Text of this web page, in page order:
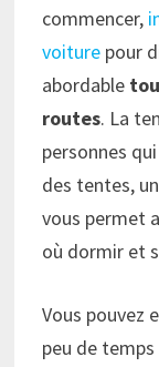
commencer,
voiture pour
abordable
routes. La
personnes
des tentes,
vous permet
où dormir et
Vous pouvez
peu de